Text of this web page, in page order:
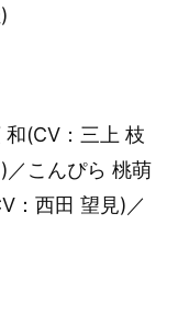
(CV：三上 枝
／こんぴら 桃萌
：西田 望見)／